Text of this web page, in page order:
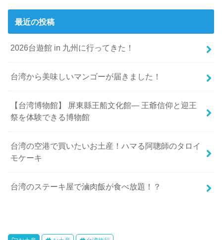
最近の投稿
2026台遊館 in 九州に行ってきた！
台湾から美味しいマンゴーが届きました！
【台湾博物館】 屏東縣王船文化館— 王爺信仰と迎王
祭を体験できる博物館
台湾の空港で買いたいお土産！ハマる阿聰師のタロイ
モケーキ
台湾のステーキ屋で滷肉飯が食べ放題！？